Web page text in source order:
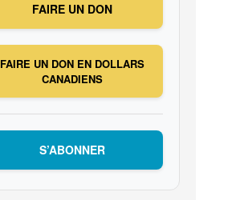
FAIRE UN DON
FAIRE UN DON EN DOLLARS
CANADIENS
S’ABONNER